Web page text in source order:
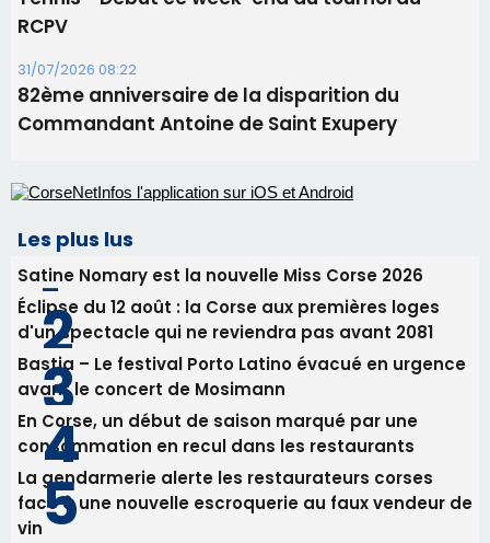
Satine Nomary est la nouvelle Miss Corse 2026
d'un spectacle qui ne reviendra pas avant 2081
Bastia – Le festival Porto Latino évacué en urgence
avant le concert de Mosimann
consommation en recul dans les restaurants
face à une nouvelle escroquerie au faux vendeur de
vin
Newsletter
Inscrivez-vous à la newsletter de CNI et recevez par
email les infos les plus importantes et une sélection de
nos meilleurs articles